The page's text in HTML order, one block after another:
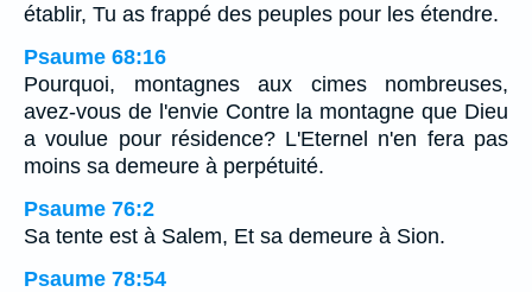
établir, Tu as frappé des peuples pour les étendre.
Psaume 68:16
Pourquoi, montagnes aux cimes nombreuses,
avez-vous de l'envie Contre la montagne que Dieu
a voulue pour résidence? L'Eternel n'en fera pas
moins sa demeure à perpétuité.
Psaume 76:2
Sa tente est à Salem, Et sa demeure à Sion.
Psaume 78:54